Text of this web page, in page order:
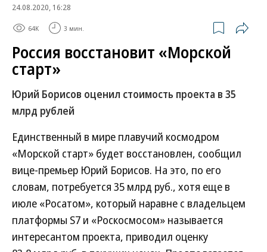
24.08.2020, 16:28
64K 3 мин.
Россия восстановит «Морской
старт»
Юрий Борисов оценил стоимость проекта в 35
млрд рублей
Единственный в мире плавучий космодром
«Морской старт» будет восстановлен, сообщил
вице-премьер Юрий Борисов. На это, по его
словам, потребуется 35 млрд руб., хотя еще в
июле «Росатом», который наравне с владельцем
платформы S7 и «Роскосмосом» называется
интересантом проекта, приводил оценку